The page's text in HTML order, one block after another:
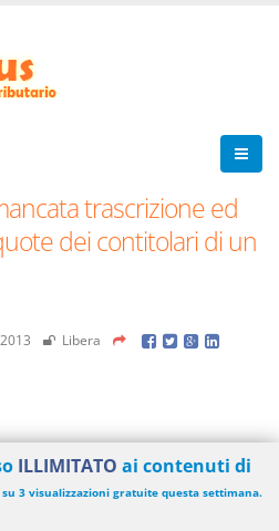
trascrizione ed
dei contitolari di un
Libera
ILLIMITATO ai contenuti di
su 3 visualizzazioni gratuite questa settimana.